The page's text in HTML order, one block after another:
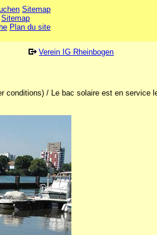
Sitemap
Sitemap
Plan du site
Verein IG Rheinbogen
conditions) / Le bac solaire est en service